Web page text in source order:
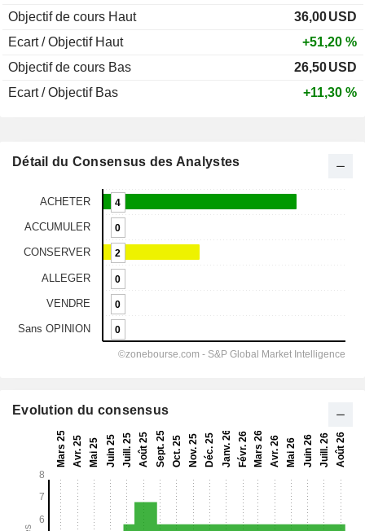
Objectif de cours Haut
36,00USD
Ecart / Objectif Haut
+51,20 %
Objectif de cours Bas
26,50USD
Ecart / Objectif Bas
+11,30 %
Détail du Consensus des Analystes
Evolution du consensus